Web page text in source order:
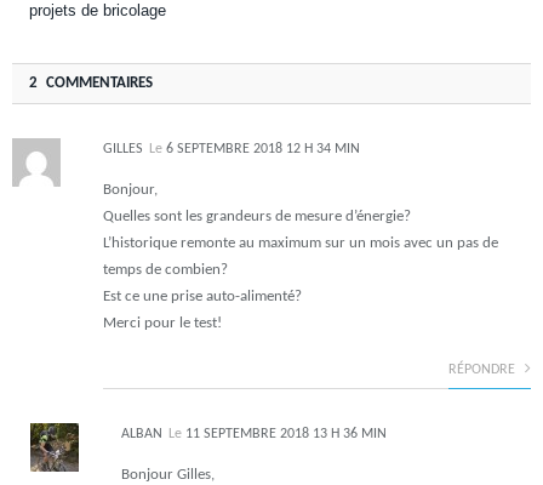
projets de bricolage
2 COMMENTAIRES
GILLES Le 6 SEPTEMBRE 2018 12 H 34 MIN
Bonjour,
Quelles sont les grandeurs de mesure d’énergie?
L’historique remonte au maximum sur un mois avec un pas de
temps de combien?
Est ce une prise auto-alimenté?
Merci pour le test!
RÉPONDRE
ALBAN Le 11 SEPTEMBRE 2018 13 H 36 MIN
Bonjour Gilles,